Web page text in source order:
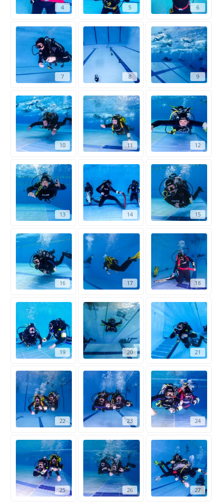
4 5 6
7 8 9
10 11 12
13 14 15
16 17 18
19 20 21
22 23 24
25 26 27